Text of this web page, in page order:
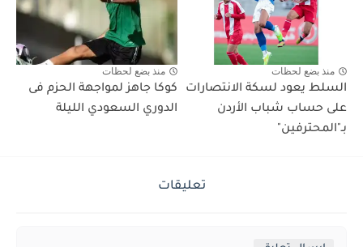
منذ بضع لحظات
السلط يعود لسكة الانتصارات
على حساب شباب الأردن
بـ"المحترفين"
منذ بضع لحظات
كوكا جاهز لمواجهة الحزم فى
الدوري السعودي الليلة
تعليقات